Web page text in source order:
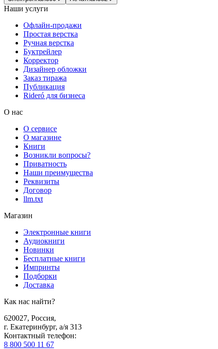
Наши услуги
Офлайн-продажи
Простая верстка
Ручная верстка
Буктрейлер
Корректор
Дизайнер обложки
Заказ тиража
Публикация
Rideró для бизнеса
О нас
О сервисе
О магазине
Книги
Возникли вопросы?
Приватность
Наши преимущества
Реквизиты
Договор
llm.txt
Магазин
Электронные книги
Аудиокниги
Новинки
Бесплатные книги
Импринты
Подборки
Доставка
Как нас найти?
620027, Россия,
г. Екатеринбург, а/я 313
Контактный телефон:
8 800 500 11 67